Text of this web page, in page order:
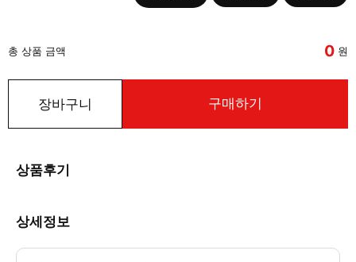
총 상품 금액 0 원
장바구니 구매하기
상품후기
상세정보